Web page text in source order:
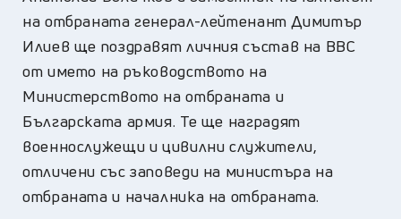
на отбраната генерал-лейтенант Димитър
Илиев ще поздравят личния състав на ВВС
от името на ръководството на
Министерството на отбраната и
Българската армия. Те ще наградят
военнослужещи и цивилни служители,
отличени със заповеди на министъра на
отбраната и началника на отбраната.